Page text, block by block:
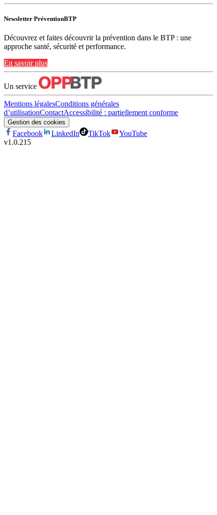
Newsletter PréventionBTP
Découvrez et faites découvrir la prévention dans le BTP : une
approche santé, sécurité et performance.
En savoir plus
Un service
Mentions légalesConditions générales
d’utilisationContactAccessibilité : partiellement conforme
Gestion des cookies
Facebook LinkedIn TikTok
YouTube
v1.0.215